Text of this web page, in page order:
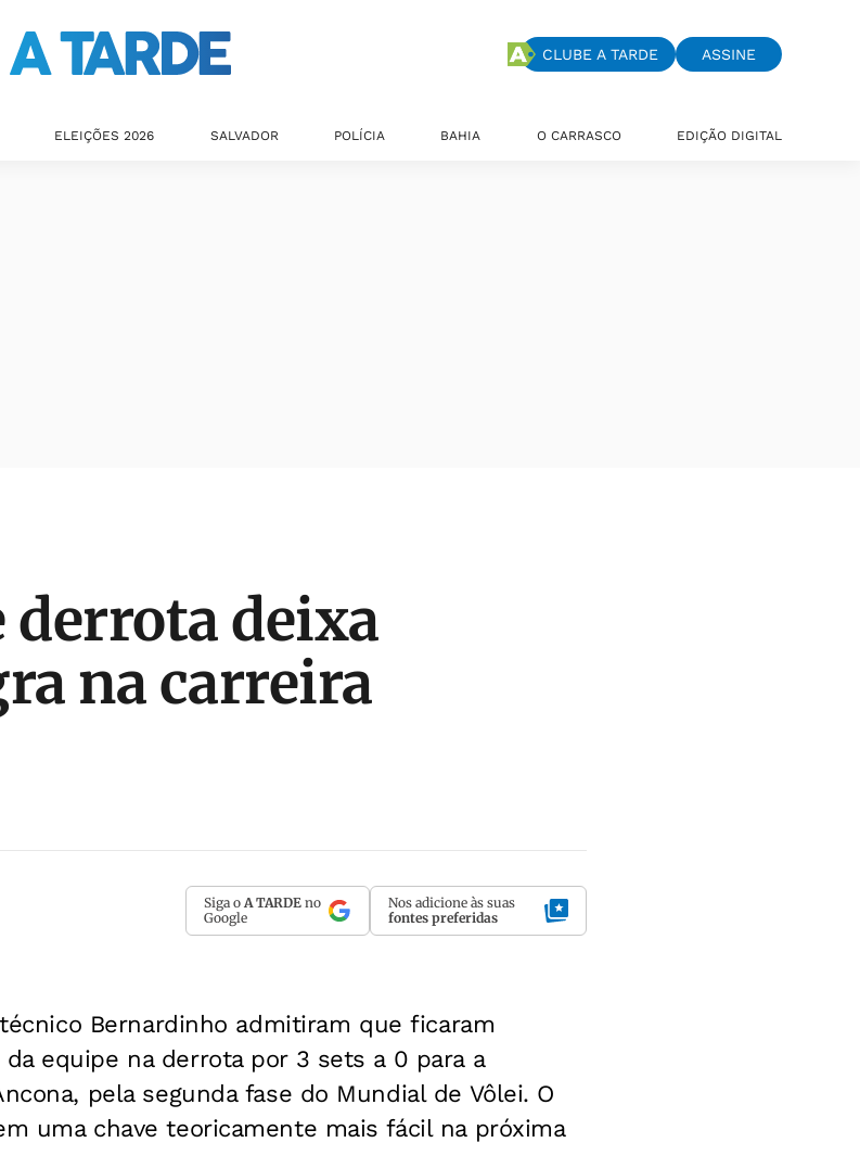
CLUBE A TARDE ASSINE
ELEIÇÕES 2026 SALVADOR POLÍCIA BAHIA O CARRASCO EDIÇÃO DIGITAL
derrota deixa
na carreira
Siga o A TARDE no
Google
Nos adicione às suas
fontes preferidas
Bernardinho admitiram que ficaram
equipe na derrota por 3 sets a 0 para a
pela segunda fase do Mundial de Vôlei. O
uma chave teoricamente mais fácil na próxima